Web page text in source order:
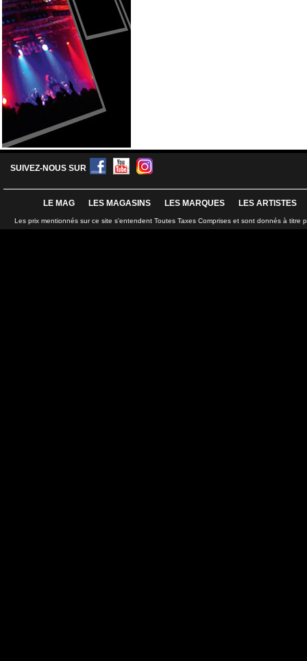
SUIVEZ-NOUS SUR
LE MAG LES MAGASINS LES MARQUES LES ARTISTES
Les prix mentionnés sur ce site s'entendent Toutes Taxes Comprises et sont donnés à